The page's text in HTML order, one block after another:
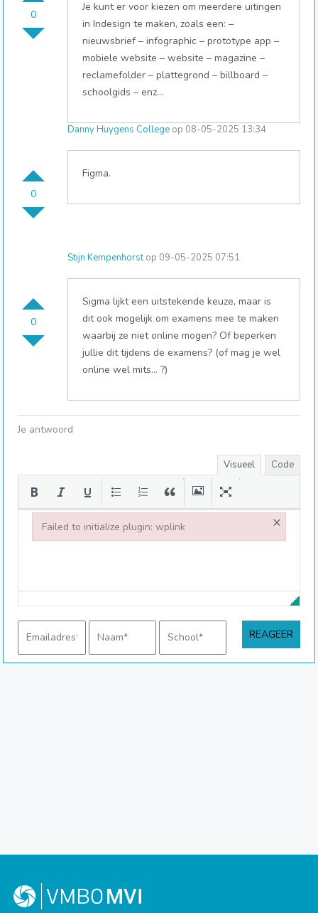
0
Je kunt er voor kiezen om meerdere uitingen
in Indesign te maken, zoals een: –
nieuwsbrief – infographic – prototype app –
mobiele website – website – magazine –
reclamefolder – plattegrond – billboard –
schoolgids – enz…
0
Danny Huygens College op 08-05-2025 13:34
Figma.
0
Stijn Kempenhorstop 09-05-2025 07:51
Sigma lijkt een uitstekende keuze, maar is
dit ook mogelijk om examens mee te maken
waarbij ze niet online mogen? Of beperken
jullie dit tijdens de examens? (of mag je wel
online wel mits… ?)
Je antwoord
Visueel Code
Failed to initialize plugin: wplink ×
Failed to initialize plugin: wplink